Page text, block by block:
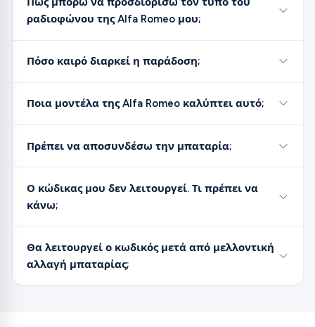
ραδιοφώνου της Alfa Romeo μου;
Πόσο καιρό διαρκεί η παράδοση;
Ποια μοντέλα της Alfa Romeo καλύπτει αυτό;
Πρέπει να αποσυνδέσω την μπαταρία;
Ο κώδικας μου δεν λειτουργεί. Τι πρέπει να
κάνω;
Θα λειτουργεί ο κωδικός μετά από μελλοντική
αλλαγή μπαταρίας;